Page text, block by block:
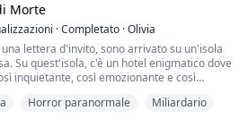
di un uomo capace di darle il mondo.»
bruciasse?»
si stringe, impercettibilmente, sulla vita di
Morte
·Completato ·Olivia
lettera d'invito, sono arrivato su un'isola
Su quest'isola, c'è un hotel enigmatico dove
inquietante, così emozionante e così
l'altra, ho capito che questa è una terra di
Horror paranormale Miliardario